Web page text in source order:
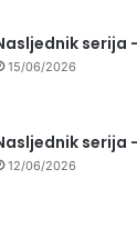
serija
15/06/2026
serija
12/06/2026